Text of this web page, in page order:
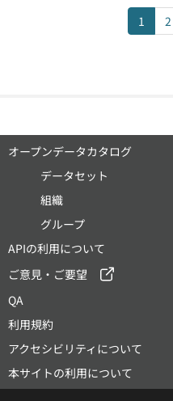
1 2
オープンデータカタログ
データセット
組織
グループ
APIの利用について
ご意見・ご要望
QA
利用規約
アクセシビリティについて
本サイトの利用について